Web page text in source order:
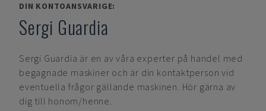
DIN KONTOANSVARIGE:
Sergi Guardia
Sergi Guardia är en av våra experter på handel med
begagnade maskiner och är din kontaktperson vid
eventuella frågor gällande maskinen. Hör gärna av
dig till honom/henne.